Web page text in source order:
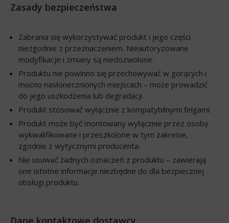
Zasady bezpieczeństwa
Zabrania się wykorzystywać produkt i jego części
niezgodnie z przeznaczeniem. Nieautoryzowane
modyfikacje i zmiany są niedozwolone.
Produktu nie powinno się przechowywać w gorących i
mocno nasłonecznionych miejscach – może prowadzić
do jego uszkodzenia lub degradacji.
Produkt stosować wyłącznie z kompatybilnymi felgami.
Produkt może być montowany wyłącznie przez osoby
wykwalifikowane i przeszkolone w tym zakresie,
zgodnie z wytycznymi producenta.
Nie usuwać żadnych oznaczeń z produktu – zawierają
one istotne informacje niezbędne do dla bezpiecznej
obsługi produktu.
Dane kontaktowe dostawcy